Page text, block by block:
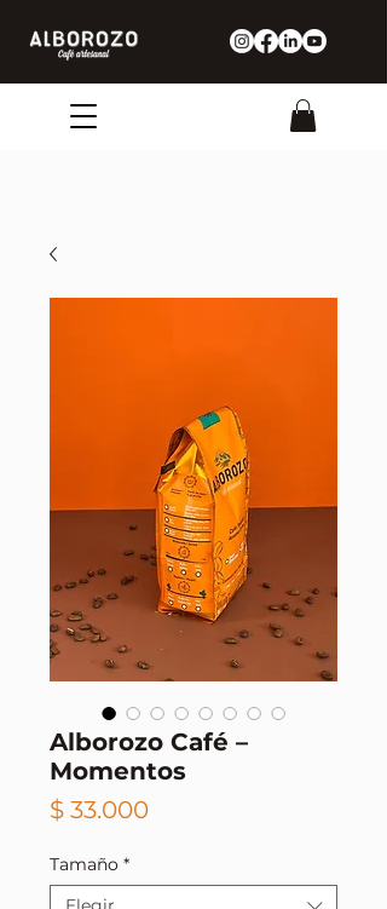
Alborozo Café –
Momentos
$ 33.000Precio
Tamaño *